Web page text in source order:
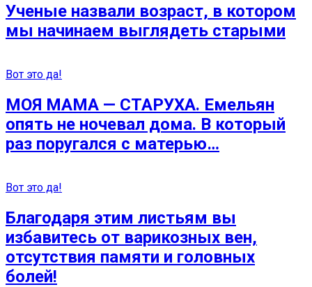
Ученые назвали возраст, в котором
мы начинаем выглядеть старыми
Вот это да!
МОЯ МАМА — СТАРУХА. Емельян
опять не ночевал дома. В который
раз поругался с матерью…
Вот это да!
Благодаря этим листьям вы
избавитесь от варикозных вен,
отсутствия памяти и головных
болей!